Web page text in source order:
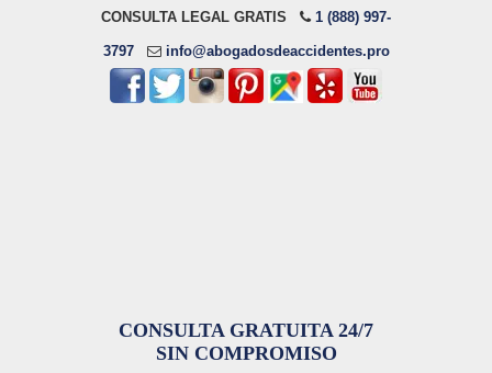
CONSULTA LEGAL GRATIS 1 (888) 997-
3797 info@abogadosdeaccidentes.pro
CONSULTA GRATUITA 24/7
SIN COMPROMISO